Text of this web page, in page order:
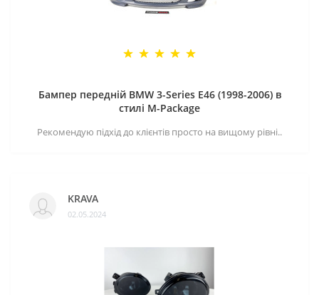
Бампер передній BMW 3-Series E46 (1998-2006) в
стилі M-Package
Рекомендую підхід до клієнтів просто на вищому рівні..
KRAVA
02.05.2024